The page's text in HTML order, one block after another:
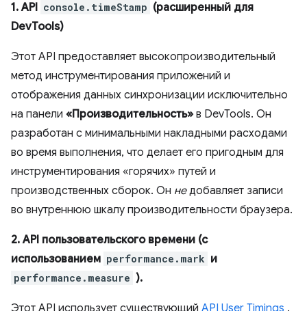
1. API console.timeStamp (расширенный для
DevTools)
Этот API предоставляет высокопроизводительный
метод инструментирования приложений и
отображения данных синхронизации исключительно
на панели «Производительность» в DevTools. Он
разработан с минимальными накладными расходами
во время выполнения, что делает его пригодным для
инструментирования «горячих» путей и
производственных сборок. Он недобавляет записи
во внутреннюю шкалу производительности браузера.
2. API пользовательского времени (с
использованием performance.mark и
performance.measure ).
Этот API использует существующий API User Timings .